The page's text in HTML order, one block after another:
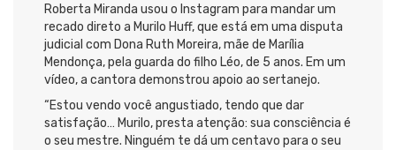
Roberta Miranda usou o Instagram para mandar um
recado direto a Murilo Huff, que está em uma disputa
judicial com Dona Ruth Moreira, mãe de Marília
Mendonça, pela guarda do filho Léo, de 5 anos. Em um
vídeo, a cantora demonstrou apoio ao sertanejo.
“Estou vendo você angustiado, tendo que dar
satisfação… Murilo, presta atenção: sua consciência é
o seu mestre. Ninguém te dá um centavo para o seu